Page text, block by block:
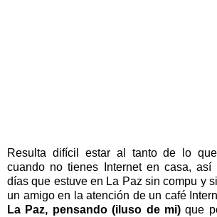
Resulta difícil estar al tanto de lo
cuando no tienes Internet en casa, así
días que estuve en La Paz sin compu y
un amigo en la atención de un café
La Paz, pensando (iluso de mi) que